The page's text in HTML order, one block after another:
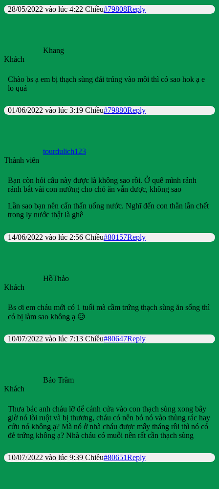
28/05/2022 vào lúc 4:22 Chiều#79808Reply
Khang
Khách
Chào bs ạ em bị thạch sùng đái trúng vào môi thì có sao hok ạ e
lo quá
01/06/2022 vào lúc 3:19 Chiều#79880Reply
tourdulich123
Thành viên
Bạn còn hỏi câu này được là không sao rồi. Ở quê mình rảnh
rảnh bắt vài con nướng cho chó ăn vẫn được, không sao
Lần sao bạn nên cẩn thẩn uống nước. Nghĩ đến con thằn lằn chết
trong ly nước thật là ghê
14/06/2022 vào lúc 2:56 Chiều#80157Reply
HồThảo
Khách
Bs ơi em cháu mới có 1 tuổi mà cầm trứng thạch sùng ăn sống thì
có bị làm sao không ạ 😥
10/07/2022 vào lúc 7:13 Chiều#80647Reply
Bảo Trâm
Khách
Thưa bác anh cháu lỡ để cánh cửa vào con thạch sùng xong bây
giờ nó lòi ruột và bị thương, cháu có nên bỏ nó vào thùng rác hay
cứu nó không ạ? Mà nó ở nhà cháu được mấy tháng rồi thì nó có
đẻ trứng không ạ? Nhà cháu có muỗi nên rất cần thạch sùng
10/07/2022 vào lúc 9:39 Chiều#80651Reply